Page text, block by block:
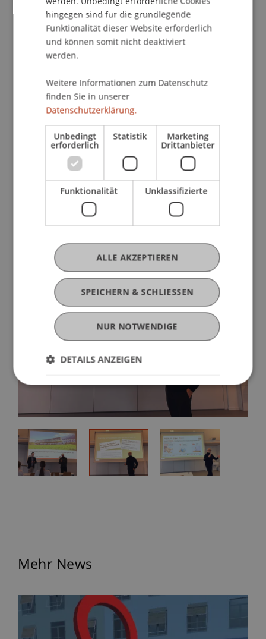
Herausforderungen und Chancen der aktuellen
Entwicklungen im KI-Umfeld zu gewinnen.
Governance» unter der Leitung von Assoz. Prof.
Dr. Benjamin van Giffen ist Teil des
Masterstudiengangs Information Systems an der
Universität Liechtenstein und unterstreicht die
Bedeutung und das Engagement der Universität,
den Studierenden aktuelles und praxisrelevantes
Wissen im Bereich der Künstlichen Intelligenz zu
vermitteln.
Mehr News
hingegen sind für die grundlegende
Funktionalität dieser Website erforderlich
und können somit nicht deaktiviert
werden.
Weitere Informationen zum Datenschutz
finden Sie in unserer
Datenschutzerklärung.
Unbedingt
erforderlich
Statistik Marketing
Drittanbieter
Funktionalität Unklassifizierte
SPEICHERN & SCHLIESSEN
ALLE AKZEPTIEREN
NUR NOTWENDIGE
DETAILS ANZEIGEN